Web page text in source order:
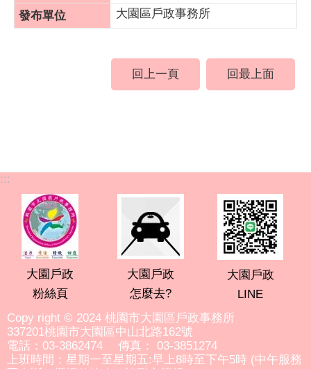
大園區戶政事務所
回上一頁 回最上面
:::
大園戶政
粉絲頁
大園戶政
怎麼去?
大園戶政
LINE
Copy right © 2024 桃園市大園區戶政事務所
337201桃園市大園區中山北路162號
電話：03-3862474 傳真： 03-3851274
上班時間：星期一至星期五:早上8時至下午5時 (中午服務